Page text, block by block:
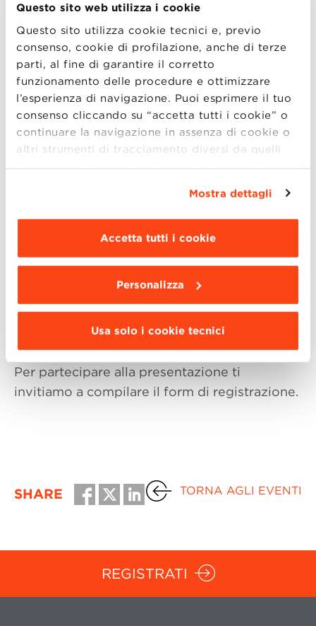
Questo sito web utilizza i cookie
Questo sito utilizza cookie tecnici e, previo
consenso, cookie di profilazione, anche di terze
parti, al fine di garantire il corretto
funzionamento delle procedure e ottimizzare
l’esperienza di navigazione. Puoi esprimere il tuo
consenso cliccando su “accetta tutti i cookie” o
continuare la navigazione in assenza di cookie o
altri strumenti di tracciamento diversi da quelli
tecnici semplicemente chiudendo il presente
Dettagli ”. Per
modificare le impostazioni di navigazione e
scegliere le funzionalità, le terze parti e i cookie
Mostra dettagli
Accetta tutti i cookie
Personalizza
Usa solo i cookie tecnici
in Italy,Mercati America Latina
Asiatici,Retail Management.
Marketing, Communication and New
Media
Human Resources & Organization
Data Science
Inoltre, presenteremo il nuovo corso
. Per supportare il processo di
cambiamento organizzativo.
Saranno presenti i rispettivi Direttori
Scientifici e il team di BBS. Avrai la possibilità
di visitare Villa Guastavillani, sede della
Scuola, e confrontarti con alcuni partecipanti
Per partecipare alla presentazione ti
invitiamo a compilare il form di registrazione.
SHARE TORNA AGLI EVENTI
REGISTRATI